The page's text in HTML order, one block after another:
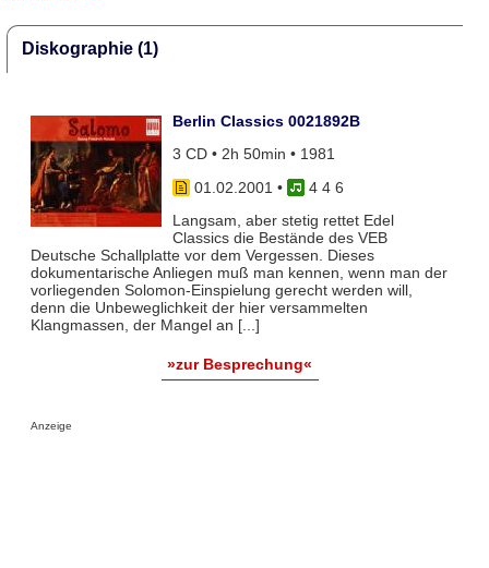
Diskographie (1)
Berlin Classics 0021892B
3 CD • 2h 50min • 1981
01.02.2001 •
4 4 6
Langsam, aber stetig rettet Edel
Classics die Bestände des VEB
Deutsche Schallplatte vor dem Vergessen. Dieses
dokumentarische Anliegen muß man kennen, wenn man der
vorliegenden Solomon-Einspielung gerecht werden will,
denn die Unbeweglichkeit der hier versammelten
Klangmassen, der Mangel an [...]
»zur Besprechung«
Anzeige